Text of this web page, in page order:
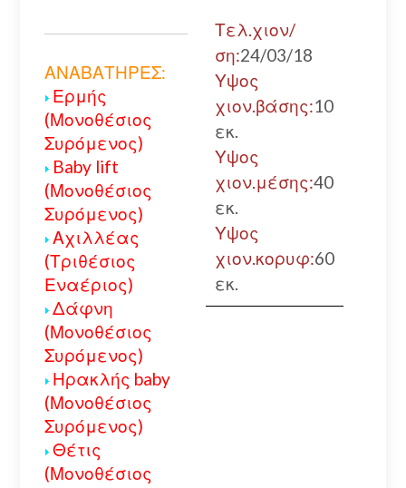
ΑΝΑΒΑΤΗΡΕΣ:
Ερμής
(Μονοθέσιος
Συρόμενος)
Baby lift
(Μονοθέσιος
Συρόμενος)
Αχιλλέας
(Τριθέσιος
Εναέριος)
Δάφνη
(Μονοθέσιος
Συρόμενος)
Ηρακλής baby
(Μονοθέσιος
Συρόμενος)
Θέτις
(Μονοθέσιος
Τελ.χιον/
ση:24/03/18
Υψος
χιον.βάσης:10
εκ.
Υψος
χιον.μέσης:40
εκ.
Υψος
χιον.κορυφ:60
εκ.